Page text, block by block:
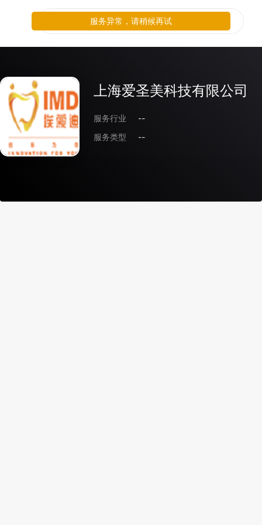
上海爱圣美科技有限公司
服务行业
--
服务类型
--
服务异常，请稍候再试